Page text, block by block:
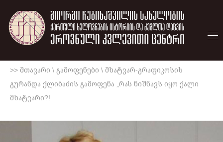
>> მთავარი \ გამოფენები \ მხატვარ-გრაფიკოსის
გურანდა ქლიბაძის გამოფენა „რას ნიშნავს იყო ქალი
მხატვარი?!